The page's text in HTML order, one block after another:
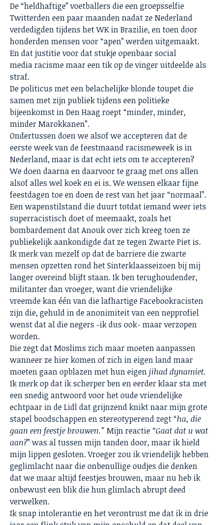
De “heldhaftige” voetballers die een groepsselfie
Twitterden een paar maanden nadat ze Nederland
verdedigden tijdens het WK in Brazilie, en toen door
honderden mensen voor “apen” werden uitgemaakt.
En dat justitie voor dat stukje openbaar social
media racisme maar een tik op de vinger uitdeelde als
straf.
De politicus met een belachelijke blonde toupet die
samen met zijn publiek tijdens een politieke
bijeenkomst in Den Haag roept “minder, minder,
minder Marokkanen”.
Ondertussen doen we alsof we accepteren dat de
eerste week van de feestmaand racismeweek is in
Nederland, maar is dat echt iets om te accepteren?
We doen daarna en daarvoor te graag met ons allen
alsof alles wel koek en ei is. We wensen elkaar fijne
feestdagen toe en doen de rest van het jaar “normaal”.
Een wapenstilstand die duurt totdat iemand weer iets
superracistisch doet of meemaakt, zoals het
bombardement dat Anouk over zich kreeg toen ze
publiekelijk aankondigde dat ze tegen Zwarte Piet is.
Ik merk van mezelf op dat de barriere die zwarte
mensen opzetten rond het Sinterklaasseizoen bij mij
langer overeind blijft staan. Ik ben terughoudender,
militanter dan vroeger, want die vriendelijke
vreemde kan één van die lafhartige Facebookracisten
zijn die, gehuld in de anonimiteit van een nepprofiel
wenst dat al die negers -ik dus ook- maar verzopen
worden.
Die zegt dat Moslims zich maar moeten aanpassen
wanneer ze hier komen of zich in eigen land maar
moeten gaan opblazen met hun eigen jihad dynamiet.
Ik merk op dat ik scherper ben en eerder klaar sta met
een snedig antwoord voor het oude vriendelijke
echtpaar in de Lidl dat grijnzend knikt naar mijn grote
stapel boodschappen en stereotyperend zegt “ha, die
gaan een feestje brouwen.” Mijn reactie “Gaat dat u wat
aan?” was al tussen mijn tanden door, maar ik hield
mijn lippen gesloten. Vroeger zou ik vriendelijk hebben
geglimlacht naar die onbenullige oudjes die denken
dat we maar altijd feestjes brouwen, maar nu heb ik
onbewust een blik die hun glimlach abrupt deed
verwelken.
Ik snap intolerantie en het verontrust me dat ik in drie